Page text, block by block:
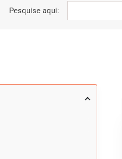
Pesquise aqui: